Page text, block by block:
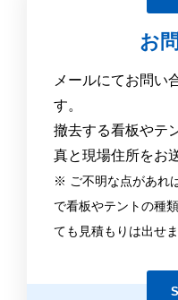
お
メールにてお問い
す。
撤去する看板やテ
真と現場住所をお
※ ご不明な点があれ
で看板やテントの種
ても見積もりは出せま